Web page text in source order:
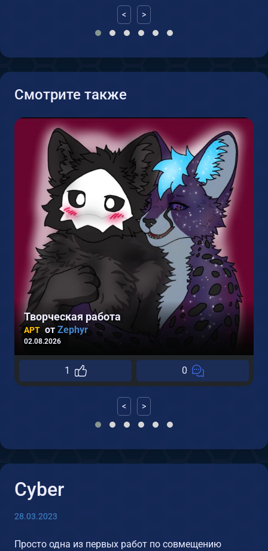
< >
Смотрите также
Творческая работа
АРТ от Zephyr
02.08.2026
1 0
< >
Cyber
28.03.2023
Просто одна из первых работ по совмещению